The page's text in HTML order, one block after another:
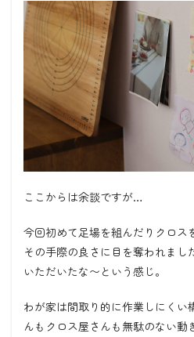
ここからは余談ですが…
今回初めて足場を組んだりクロス
その手際の良さに目を奪われまし
いただいたな〜という感じ。
わが家は間取り的に作業しにくい
んもクロス屋さんも無駄のない動